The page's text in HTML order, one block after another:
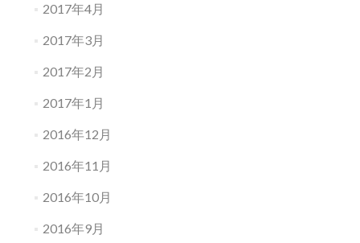
2017年4月
2017年3月
2017年2月
2017年1月
2016年12月
2016年11月
2016年10月
2016年9月